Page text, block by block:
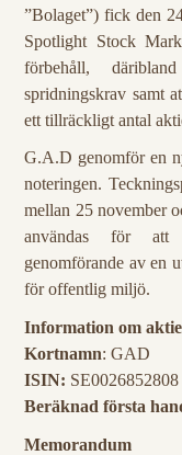
”Bolaget”) fick den
Spotlight Stock
förbehåll,
spridningskrav samt
ett tillräckligt antal
G.A.D genomför en
noteringen.
mellan 25 november
användas för att
genomförande av en
för offentlig miljö.
Information om
Kortnamn: GAD
ISIN: SE0026852808
Beräknad första
Memorandum